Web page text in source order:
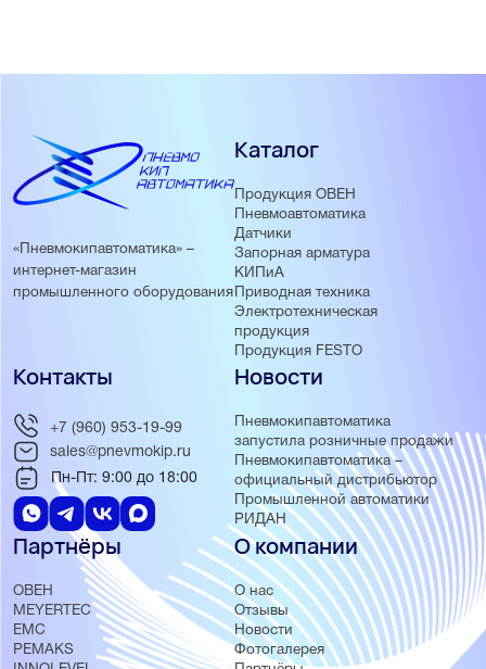
«Пневмокипавтоматика» –
интернет-магазин
промышленного оборудования
Каталог
Продукция ОВЕН
Пневмоавтоматика
Датчики
Запорная арматура
КИПиА
Приводная техника
Электротехническая
продукция
Продукция FESTO
Новости
Пневмокипавтоматика
запустила розничные продажи
Пневмокипавтоматика –
официальный дистрибьютор
Промышленной автоматики
РИДАН
Партнёры
ОВЕН
MEYERTEC
EMC
PEMAKS
О компании
О нас
Отзывы
Новости
Фотогалерея
Контакты
+7 (960) 953-19-99
sales@pnevmokip.ru
Пн-Пт: 9:00 до 18:00